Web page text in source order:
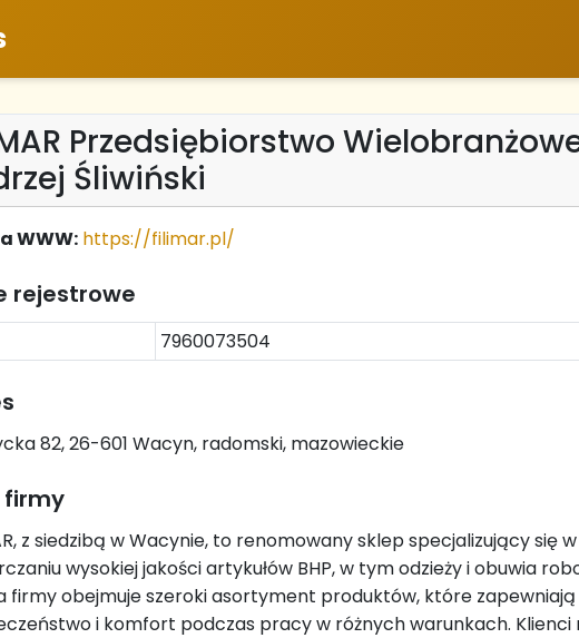
Przedsiębiorstwo
Śliwiński
WWW: https://filimar.pl/
rejestrowe
7960073504
82, 26-601 Wacyn, radomski, mazowieckie
firmy
z siedzibą w Wacynie, to renomowany sklep specjalizujący się w
wysokiej jakości artykułów BHP, w tym odzieży i obuwia
firmy obejmuje szeroki asortyment produktów, które zapewniają
i komfort podczas pracy w różnych warunkach. Klienci